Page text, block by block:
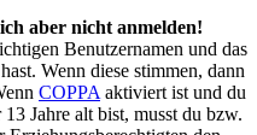
aber nicht anmelden!
Benutzernamen und das
Wenn diese stimmen, dann
COPPA aktiviert ist und du
Jahre alt bist, musst du bzw.